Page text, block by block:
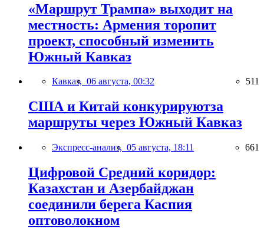
«Маршрут Трампа» выходит на
местность: Армения торопит
проект, способный изменить
Южный Кавказ
Кавказ, 06 августа, 00:32 511
США и Китай конкурируютза
маршруты через Южный Кавказ
Экспресс-анализ, 05 августа, 18:11 661
Цифровой Средний коридор:
Казахстан и Азербайджан
соединили берега Каспия
оптоволокном